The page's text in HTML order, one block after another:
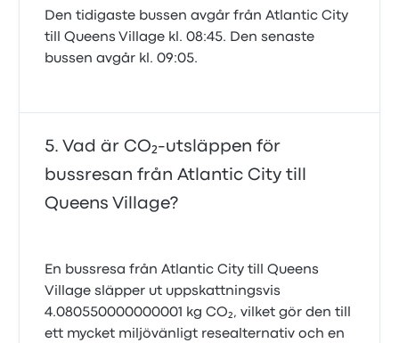
Den tidigaste bussen avgår från Atlantic City
till Queens Village kl. 08:45. Den senaste
bussen avgår kl. 09:05.
Vad är CO₂-utsläppen för
bussresan från Atlantic City till
Queens Village?
En bussresa från Atlantic City till Queens
Village släpper ut uppskattningsvis
4.080550000000001 kg CO₂, vilket gör den till
ett mycket miljövänligt resealternativ och en